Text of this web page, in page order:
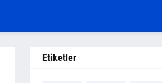
Etiketler